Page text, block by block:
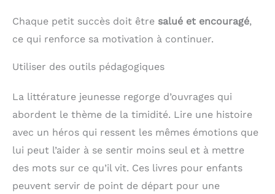
Chaque petit succès doit être salué et encouragé,
ce qui renforce sa motivation à continuer.
Utiliser des outils pédagogiques
La littérature jeunesse regorge d’ouvrages qui
abordent le thème de la timidité. Lire une histoire
avec un héros qui ressent les mêmes émotions que
lui peut l’aider à se sentir moins seul et à mettre
des mots sur ce qu’il vit. Ces livres pour enfants
peuvent servir de point de départ pour une